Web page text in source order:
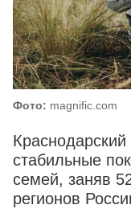
Фото: magnific.com
стабильные
семей, заняв
регионов